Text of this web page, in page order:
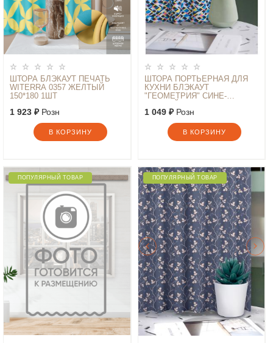
ШТОРА БЛЭКАУТ ПЕЧАТЬ
WITERRA 0357 ЖЕЛТЫЙ
150*180 1ШТ
1 923 ₽Розн
В КОРЗИНУ
ШТОРА ПОРТЬЕРНАЯ ДЛЯ
КУХНИ БЛЭКАУТ
"ГЕОМЕТРИЯ" СИНЕ-
1 049 ₽Розн
В КОРЗИНУ
ПОПУЛЯРНЫЙ ТОВАР ПОПУЛЯРНЫЙ ТОВАР